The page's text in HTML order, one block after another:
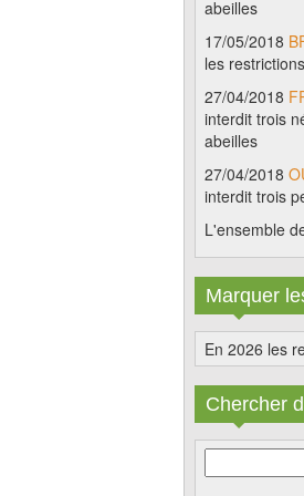
abeilles
17/05/2018
les
27/04/2018
interdit trois
abeilles
27/04/2018
interdit trois
L'ensemble
Marquer
En 2026 les
Chercher